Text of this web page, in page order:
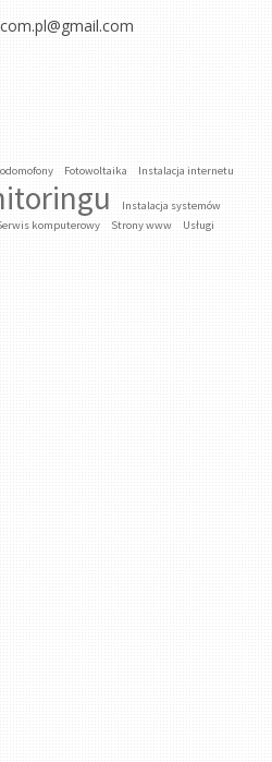
Fotowoltaika Instalacja internetu
Instalacja systemów
komputerowy Strony www
Usługi